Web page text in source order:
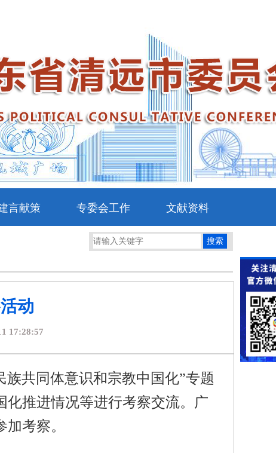
言献策 专委会工作 文献资料
搜索
动
17:28:57
共同体意识和宗教中国化”专题
推进情况等进行考察交流。广
考察。